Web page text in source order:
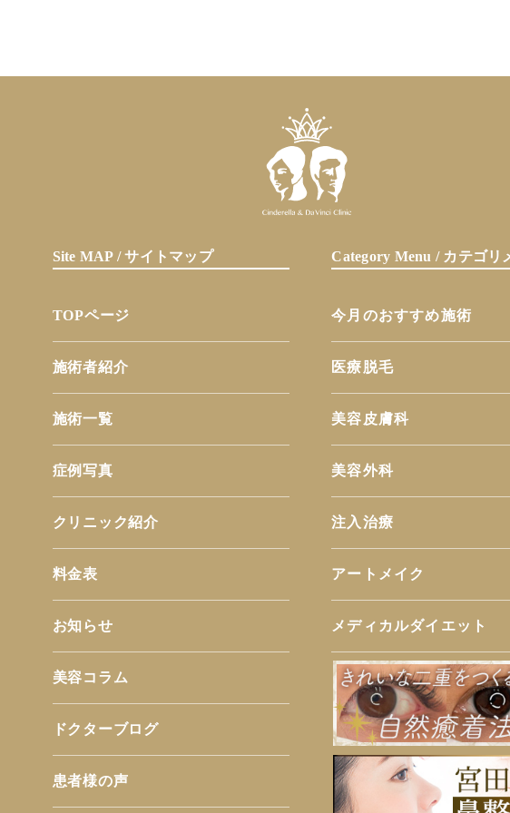
Site MAP / サイトマップ
TOPページ
施術者紹介
施術一覧
症例写真
クリニック紹介
料金表
お知らせ
美容コラム
ドクターブログ
患者様の声
Category Menu / カテゴリ
今月のおすすめ施術
医療脱毛
美容皮膚科
美容外科
注入治療
アートメイク
メディカルダイエット